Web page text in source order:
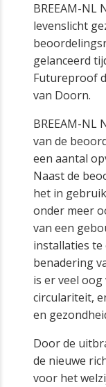
BREEAM-NL
levenslicht
gelanceerd
Futureproof
van Doorn.
BREEAM-NL
van de
een aantal
Naast de
het in
onder meer
van een
installaties te
benadering
is er veel oog
circulariteit,
en
Door de
de nieuwe
voor het